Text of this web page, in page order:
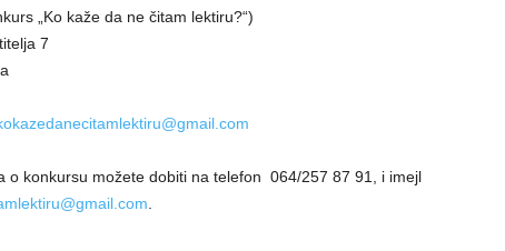
„Ko kaže da ne čitam lektiru?“)
7
o konkursu možete dobiti na telefon 064/257 87 91, i imejl